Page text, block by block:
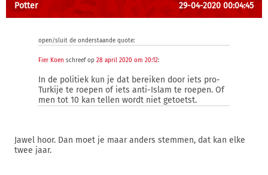
Potter 29-04-2020 00:04:45
open/sluit de onderstaande quote:
Fier Koen schreef op 28 april 2020 om 20:12:
In de politiek kun je dat bereiken door iets pro-
Turkije te roepen of iets anti-Islam te roepen. Of
men tot 10 kan tellen wordt niet getoetst.
Jawel hoor. Dan moet je maar anders stemmen, dat kan elke
twee jaar.